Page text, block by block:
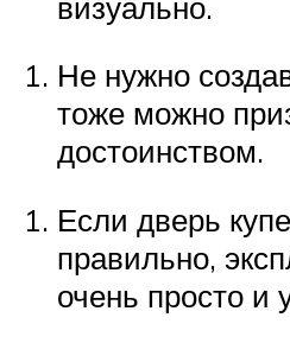
Не нужно
тоже можно
достоинством.
Если дверь
правильно,
очень просто и